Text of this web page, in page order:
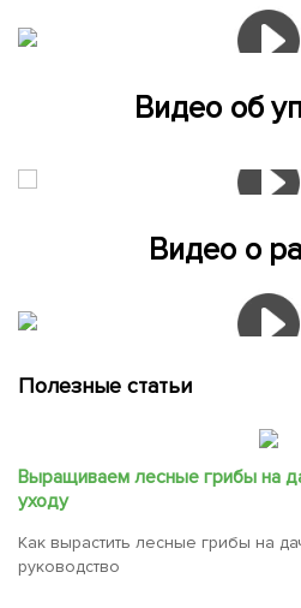
Видео об
Видео о
Полезные статьи
Выращиваем лесные грибы на
уходу
Как вырастить лесные грибы на
руководство